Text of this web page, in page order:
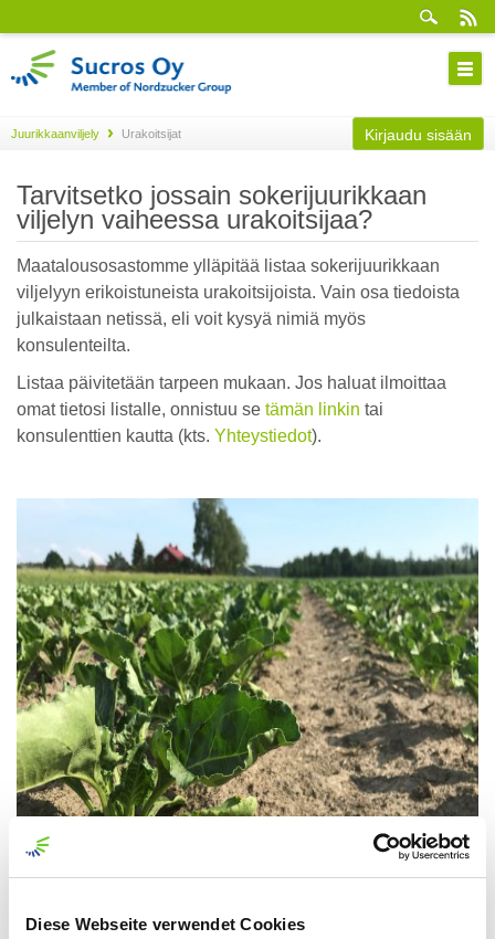
Diese Webseite verwendet Cookies
Juurikkaanviljely Urakoitsijat Kirjaudu sisään
Tarvitsetko jossain sokerijuurikkaan
viljelyn vaiheessa urakoitsijaa?
Maatalousosastomme ylläpitää listaa sokerijuurikkaan
viljelyyn erikoistuneista urakoitsijoista. Vain osa tiedoista
julkaistaan netissä, eli voit kysyä nimiä myös
konsulenteilta.
Listaa päivitetään tarpeen mukaan. Jos haluat ilmoittaa
omat tietosi listalle, onnistuu se tämän linkin tai
konsulenttien kautta (kts. Yhteystiedot).